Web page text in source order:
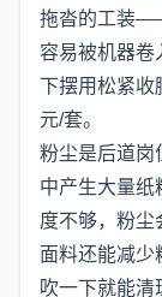
拖沓的工装
容易被机器卷
下摆用松紧收
元/套。
粉尘是后道岗
中产生大量纸
度不够，粉尘
面料还能减少
吹一下就能